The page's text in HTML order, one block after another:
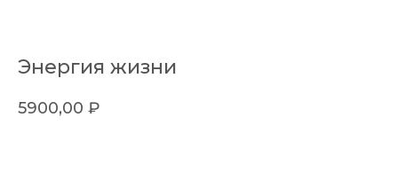
Энергия жизни
5900,00 ₽